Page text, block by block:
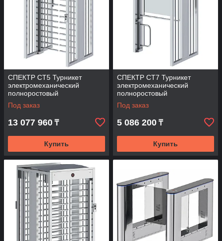
СПЕКТР СТ5 Турникет
электромеханический
полноростовый
Под заказ
13 077 960 ₸
Купить
СПЕКТР СТ7 Турникет
электромеханический
полноростовый
Под заказ
5 086 200 ₸
Купить